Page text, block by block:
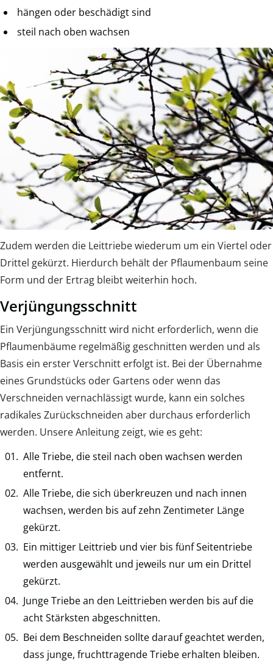
hängen oder beschädigt sind
steil nach oben wachsen
Zudem werden die Leittriebe wiederum um ein Viertel oder
Drittel gekürzt. Hierdurch behält der Pflaumenbaum seine
Form und der Ertrag bleibt weiterhin hoch.
Verjüngungsschnitt
Ein Verjüngungsschnitt wird nicht erforderlich, wenn die
Pflaumenbäume regelmäßig geschnitten werden und als
Basis ein erster Verschnitt erfolgt ist. Bei der Übernahme
eines Grundstücks oder Gartens oder wenn das
Verschneiden vernachlässigt wurde, kann ein solches
radikales Zurückschneiden aber durchaus erforderlich
werden. Unsere Anleitung zeigt, wie es geht:
Alle Triebe, die steil nach oben wachsen werden
entfernt.
Alle Triebe, die sich überkreuzen und nach innen
wachsen, werden bis auf zehn Zentimeter Länge
gekürzt.
Ein mittiger Leittrieb und vier bis fünf Seitentriebe
werden ausgewählt und jeweils nur um ein Drittel
gekürzt.
Junge Triebe an den Leittrieben werden bis auf die
acht Stärksten abgeschnitten.
Bei dem Beschneiden sollte darauf geachtet werden,
dass junge, fruchttragende Triebe erhalten bleiben.